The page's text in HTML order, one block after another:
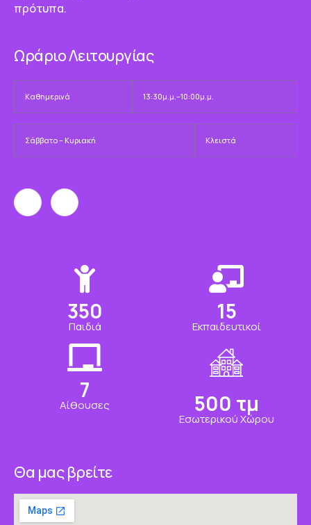
πρότυπα.
Ωράριο Λειτουργίας
Καθημερινά 13:30μ.μ.–10:00μ.μ.
Σάββατο – Κυριακή Κλειστά
350
Παιδιά
15
Εκπαιδευτικοί
7
Αίθουσες 500 τμ
Εσωτερικού Χώρου
Θα μας βρείτε